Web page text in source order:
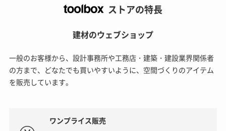
ストアの特長
建材のウェブショップ
一般のお客様から、設計事務所や工務店・建築・建設業界関係者
の方まで、どなたでも買いやすいように、空間づくりのアイテム
を販売しています。
ワンプライス販売